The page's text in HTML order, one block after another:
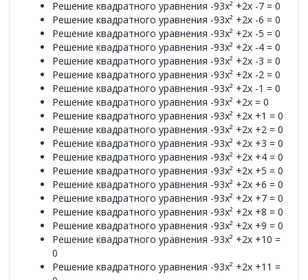
Решение квадратного уравнения -93x² +2x -7 = 0
Решение квадратного уравнения -93x² +2x -6 = 0
Решение квадратного уравнения -93x² +2x -5 = 0
Решение квадратного уравнения -93x² +2x -4 = 0
Решение квадратного уравнения -93x² +2x -3 = 0
Решение квадратного уравнения -93x² +2x -2 = 0
Решение квадратного уравнения -93x² +2x -1 = 0
Решение квадратного уравнения -93x² +2x = 0
Решение квадратного уравнения -93x² +2x +1 = 0
Решение квадратного уравнения -93x² +2x +2 = 0
Решение квадратного уравнения -93x² +2x +3 = 0
Решение квадратного уравнения -93x² +2x +4 = 0
Решение квадратного уравнения -93x² +2x +5 = 0
Решение квадратного уравнения -93x² +2x +6 = 0
Решение квадратного уравнения -93x² +2x +7 = 0
Решение квадратного уравнения -93x² +2x +8 = 0
Решение квадратного уравнения -93x² +2x +9 = 0
Решение квадратного уравнения -93x² +2x +10 =
0
Решение квадратного уравнения -93x² +2x +11 =